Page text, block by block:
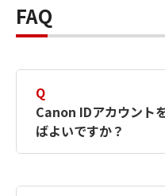
FAQ
Q
Canon IDアカウント
ばよいですか？